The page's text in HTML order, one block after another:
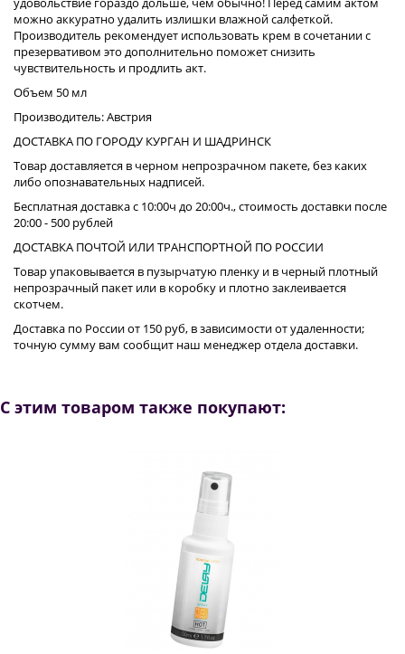
можно аккуратно удалить излишки влажной салфеткой.
Производитель рекомендует использовать крем в сочетании с
презервативом это дополнительно поможет снизить
чувствительность и продлить акт.
Объем 50 мл
Производитель: Австрия
ДОСТАВКА ПО ГОРОДУ КУРГАН И ШАДРИНСК
Товар доставляется в черном непрозрачном пакете, без каких
либо опознавательных надписей.
Бесплатная доставка с 10:00ч до 20:00ч., стоимость доставки после
20:00 - 500 рублей
ДОСТАВКА ПОЧТОЙ ИЛИ ТРАНСПОРТНОЙ ПО РОССИИ
Товар упаковывается в пузырчатую пленку и в черный плотный
непрозрачный пакет или в коробку и плотно заклеивается
скотчем.
Доставка по России от 150 руб, в зависимости от удаленности;
точную сумму вам сообщит наш менеджер отдела доставки.
С этим товаром также покупают: